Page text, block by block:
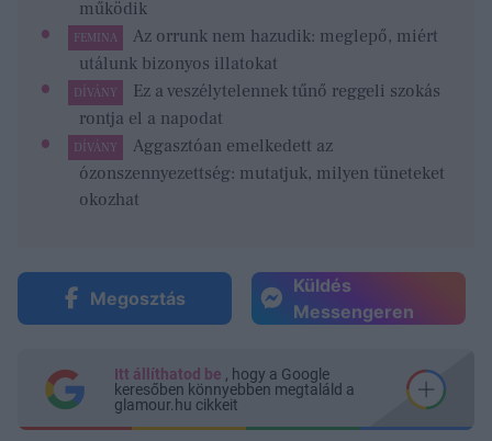
működik
FEMINA
Az orrunk nem hazudik: meglepő, miért
utálunk bizonyos illatokat
DÍVÁNY
Ez a veszélytelennek tűnő reggeli szokás
rontja el a napodat
DÍVÁNY
Aggasztóan emelkedett az
ózonszennyezettség: mutatjuk, milyen tüneteket
okozhat
Megosztás
Küldés
Messengeren
Itt állíthatod be , hogy a Google
keresőben könnyebben megtaláld a
glamour.hu cikkeit